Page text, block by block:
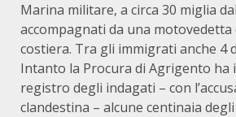
Marina militare, a circa 30 miglia
accompagnati da una motovedetta
costiera. Tra gli immigrati anche 4
Intanto la Procura di Agrigento ha
registro degli indagati – con
clandestina – alcune centinaia